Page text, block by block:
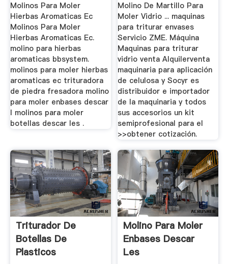
Molinos Para Moler
Hierbas Aromaticas Ec
Molinos Para Moler
Hierbas Aromaticas Ec.
molino para hierbas
aromaticas bbsystem.
molinos para moler hierbas
aromaticas ec trituradora
de piedra fresadora molino
para moler enbases descar
l molinos para moler
botellas descar les .
Molino De Martillo Para
Moler Vidrio ... maquinas
para triturar envases
Servicio ZME. Máquina
Maquinas para triturar
vidrio venta Alquilerventa
maquinaria para aplicación
de celulosa y Socyr es
distribuidor e importador
de la maquinaria y todos
sus accesorios un kit
semiprofesional para el
>>obtener cotización.
Triturador De
Botellas De
Plasticos
Molino Para Moler
Enbases Descar
Les